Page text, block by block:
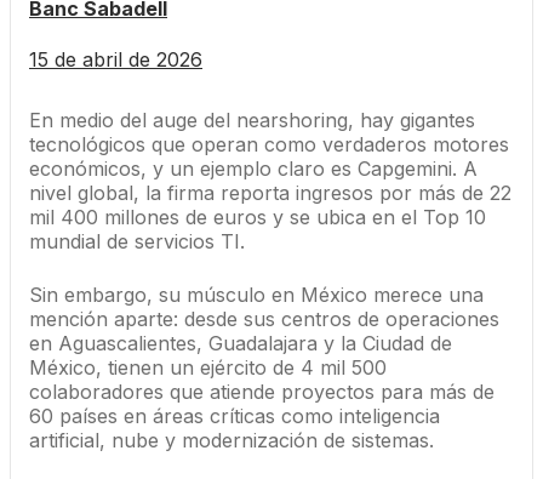
Banc Sabadell
15 de abril de 2026
En medio del auge del nearshoring, hay gigantes
tecnológicos que operan como verdaderos motores
económicos, y un ejemplo claro es Capgemini. A
nivel global, la firma reporta ingresos por más de 22
mil 400 millones de euros y se ubica en el Top 10
mundial de servicios TI.
Sin embargo, su músculo en México merece una
mención aparte: desde sus centros de operaciones
en Aguascalientes, Guadalajara y la Ciudad de
México, tienen un ejército de 4 mil 500
colaboradores que atiende proyectos para más de
60 países en áreas críticas como inteligencia
artificial, nube y modernización de sistemas.